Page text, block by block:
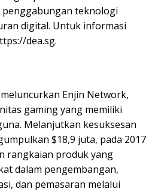
penggabungan teknologi
digital. Untuk informasi
dea.sg.
Enjin Network,
gaming yang memiliki
Melanjutkan kesuksesan
$18,9 juta, pada 2017
rangkaian produk yang
dalam pengembangan,
dan pemasaran melalui